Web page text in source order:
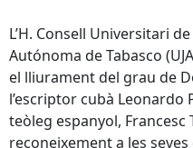
L’H. Consell Universitari
Autónoma de Tabasco
el lliurament del grau de
l’escriptor cubà Leonardo
teòleg espanyol, Francesc
reconeixement a les